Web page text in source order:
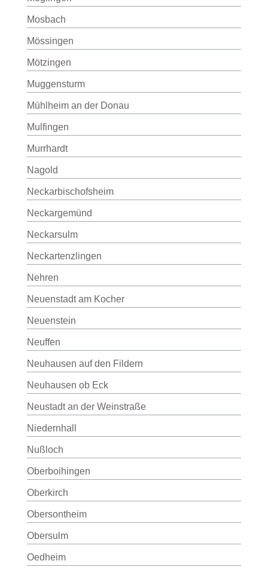
Mosbach
Mössingen
Mötzingen
Muggensturm
Mühlheim an der Donau
Mulfingen
Murrhardt
Nagold
Neckarbischofsheim
Neckargemünd
Neckarsulm
Neckartenzlingen
Nehren
Neuenstadt am Kocher
Neuenstein
Neuffen
Neuhausen auf den Fildern
Neuhausen ob Eck
Neustadt an der Weinstraße
Niedernhall
Nußloch
Oberboihingen
Oberkirch
Obersontheim
Obersulm
Oedheim